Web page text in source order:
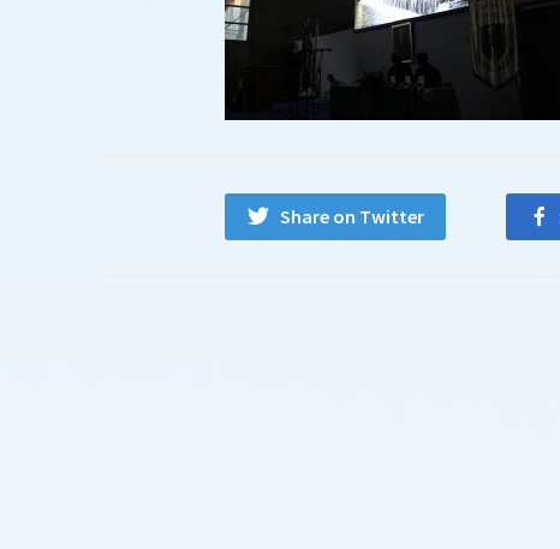
Share on Twitter